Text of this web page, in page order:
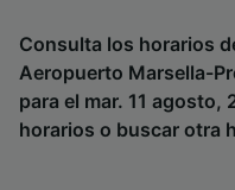
Consulta los horarios
Aeropuerto Marsella-
para el mar. 11
horarios o buscar otra